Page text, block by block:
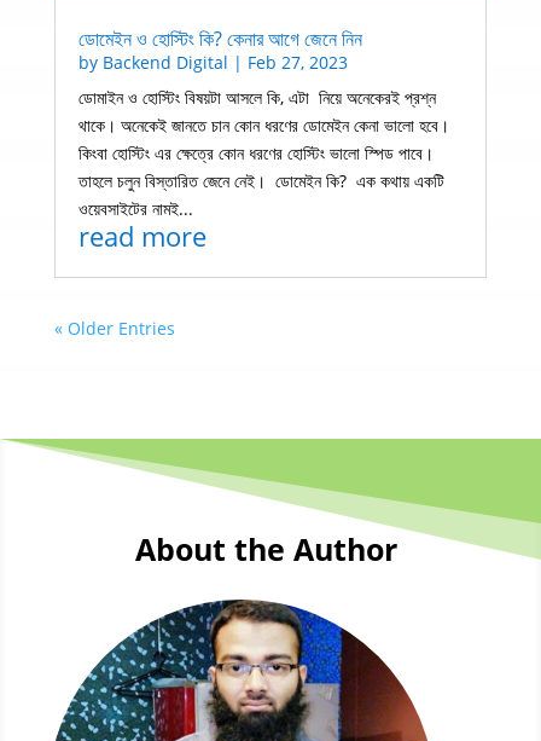
ডোমেইন ও হোস্টিং কি? কেনার আগে জেনে নিন
by Backend Digital | Feb 27, 2023
ডোমাইন ও হোস্টিং বিষয়টা আসলে কি, এটা নিয়ে অনেকেরই প্রশ্ন
থাকে। অনেকেই জানতে চান কোন ধরণের ডোমেইন কেনা ভালো হবে।
কিংবা হোস্টিং এর ক্ষেত্রে কোন ধরণের হোস্টিং ভালো স্পিড পাবে।
তাহলে চলুন বিস্তারিত জেনে নেই। ডোমেইন কি? এক কথায় একটি
ওয়েবসাইটের নামই...
read more
« Older Entries
About the Author